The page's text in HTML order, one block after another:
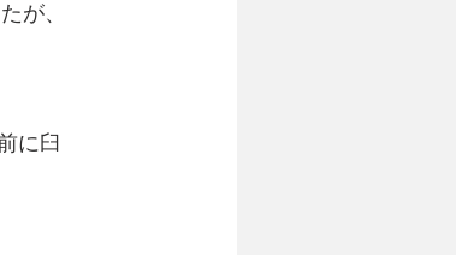
が、
に臼